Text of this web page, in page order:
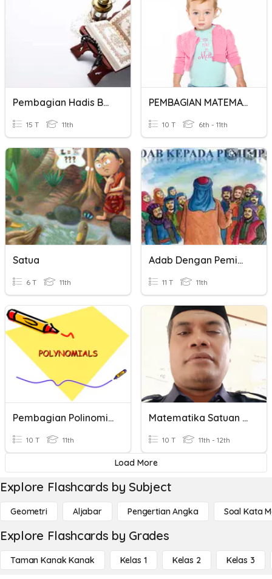
Pembagian Hadis Berdasarkan Penyandarannya
15 T 11th
PEMBAGIAN MATEMATIKA SD
10 T 6th - 11th
Satua
6 T 11th
Adab Dengan Pemimpin
11 T 11th
Pembagian Polinomial Cara Horner
10 T 11th
Matematika Satuan Ukuran
10 T 11th - 12th
Load More
Explore Flashcards by Subject
Geometri Aljabar Pengertian Angka Soal Kata
Explore Flashcards by Grades
Taman Kanak Kanak Kelas 1 Kelas 2 Kelas 3